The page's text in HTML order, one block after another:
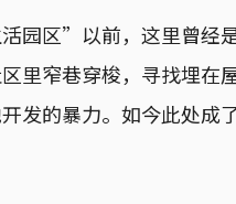
园区”以前，这里曾经
里窄巷穿梭，寻找埋在
发的暴力。如今此处成